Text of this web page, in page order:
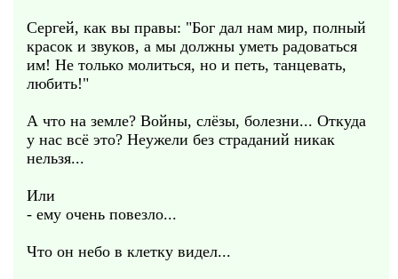
Сергей, как вы правы: "Бог дал нам мир, полный
красок и звуков, а мы должны уметь радоваться
им! Не только молиться, но и петь, танцевать,
любить!"
А что на земле? Войны, слёзы, болезни... Откуда
у нас всё это? Неужели без страданий никак
нельзя...
Или
- ему очень повезло...
Что он небо в клетку видел...